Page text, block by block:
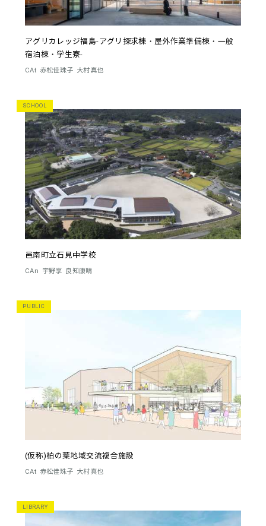
アグリカレッジ福島-アグリ探求棟・屋外作業準備棟・一般
宿泊棟・学生寮-
CAt 赤松佳珠子 大村真也
SCHOOL
邑南町立石見中学校
CAn 宇野享 良知康晴
PUBLIC
(仮称)柏の葉地域交流複合施設
CAt 赤松佳珠子 大村真也
LIBRARY